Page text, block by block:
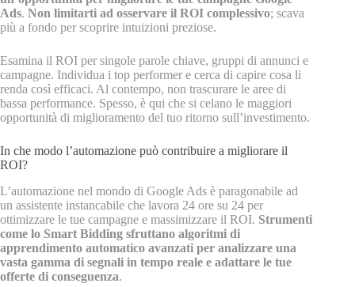
Ads. Non limitarti ad osservare il ROI complessivo; scava
più a fondo per scoprire intuizioni preziose.
Esamina il ROI per singole parole chiave, gruppi di annunci e
campagne. Individua i top performer e cerca di capire cosa li
renda così efficaci. Al contempo, non trascurare le aree di
bassa performance. Spesso, è qui che si celano le maggiori
opportunità di miglioramento del tuo ritorno sull’investimento.
In che modo l’automazione può contribuire a migliorare il
ROI?
L’automazione nel mondo di Google Ads è paragonabile ad
un assistente instancabile che lavora 24 ore su 24 per
ottimizzare le tue campagne e massimizzare il ROI. Strumenti
come lo Smart Bidding sfruttano algoritmi di
apprendimento automatico avanzati per analizzare una
vasta gamma di segnali in tempo reale e adattare le tue
offerte di conseguenza.